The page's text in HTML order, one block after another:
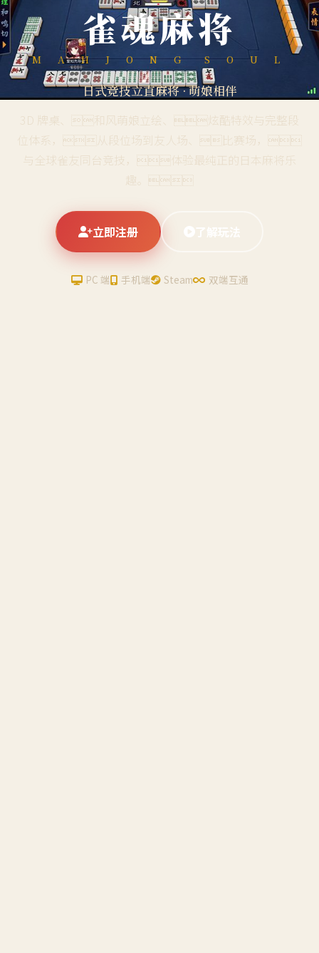
雀魂麻将
M A H J O N G S O U L
日式竞技立直麻将 · 萌娘相伴
3D 牌桌、和风萌娘立绘、炫酷特效与完整段
位体系，从段位场到友人场、比赛场，
与全球雀友同台竞技，体验最纯正的日本麻将乐
趣。
立即注册 了解玩法
PC 端 手机端 Steam 双端互通